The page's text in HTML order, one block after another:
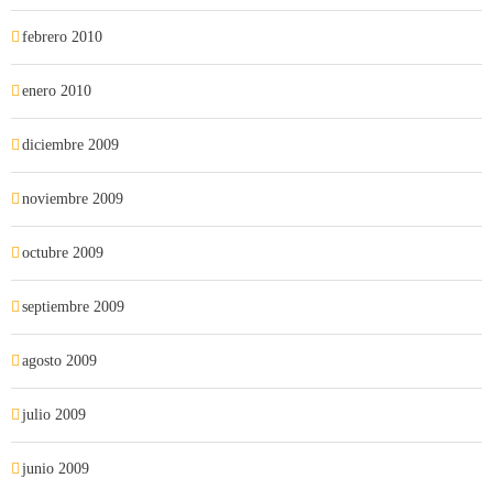
febrero 2010
enero 2010
diciembre 2009
noviembre 2009
octubre 2009
septiembre 2009
agosto 2009
julio 2009
junio 2009